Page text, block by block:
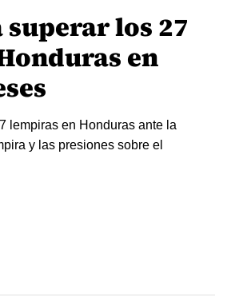
los 27
en
lempiras en Honduras ante la
y las presiones sobre el